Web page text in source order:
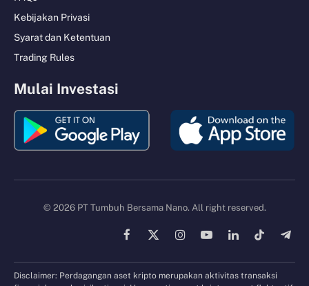
Kebijakan Privasi
Syarat dan Ketentuan
Trading Rules
Mulai Investasi
© 2026 PT Tumbuh Bersama Nano. All right reserved.
Facebook
X
InstagramYouTubeLinkedInTikTok
Disclaimer: Perdagangan aset kripto merupakan aktivitas transaksi